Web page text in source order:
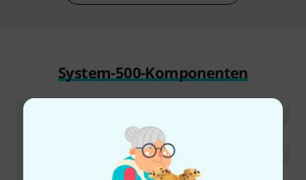
System-500-Komponenten